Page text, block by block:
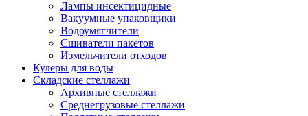
Лампы инсектицидные
Вакуумные упаковщики
Водоумягчители
Сшиватели пакетов
Измельчители отходов
Кулеры для воды
Складские стеллажи
Архивные стеллажи
Среднегрузовые стеллажи